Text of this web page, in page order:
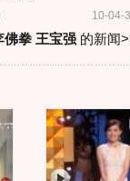
10-04-
佛拳 王宝强的新闻